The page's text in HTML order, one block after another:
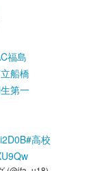
福島
船橋
第一
#高校